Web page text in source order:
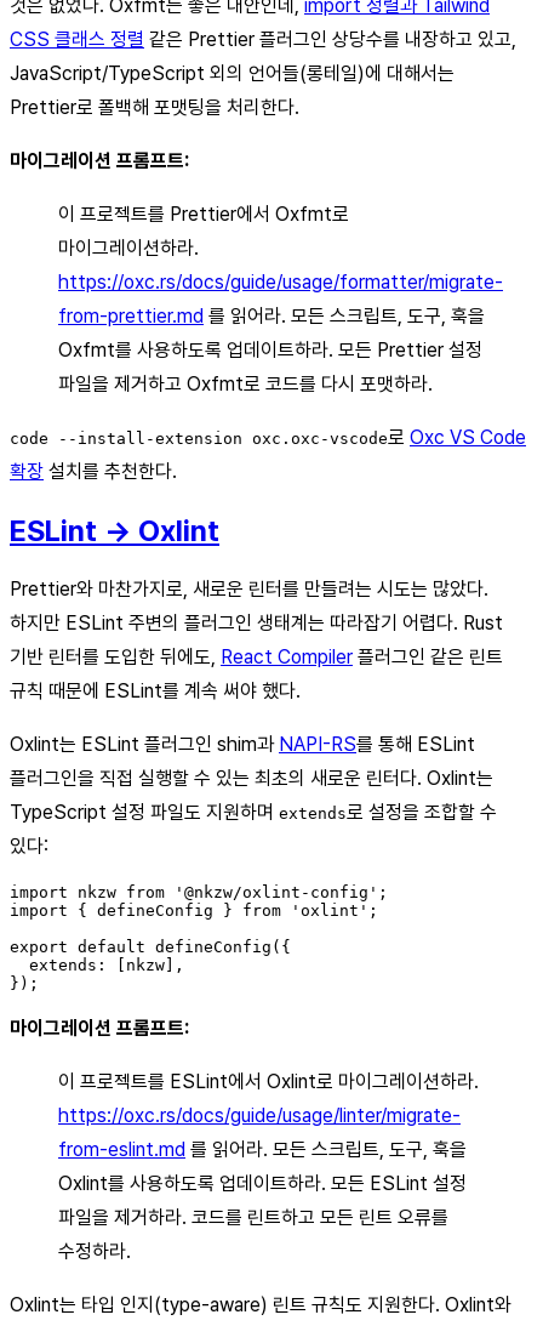
것은 없었다. Oxfmt는 좋은 대안인데, import 정렬과 Tailwind
CSS 클래스 정렬 같은 Prettier 플러그인 상당수를 내장하고 있고,
JavaScript/TypeScript 외의 언어들(롱테일)에 대해서는
Prettier로 폴백해 포맷팅을 처리한다.
마이그레이션 프롬프트:
이 프로젝트를 Prettier에서 Oxfmt로
마이그레이션하라.
https://oxc.rs/docs/guide/usage/formatter/migrate-
from-prettier.md 를 읽어라. 모든 스크립트, 도구, 훅을
Oxfmt를 사용하도록 업데이트하라. 모든 Prettier 설정
파일을 제거하고 Oxfmt로 코드를 다시 포맷하라.
code --install-extension oxc.oxc-vscode로 Oxc VS Code
확장 설치를 추천한다.
ESLint → Oxlint
Prettier와 마찬가지로, 새로운 린터를 만들려는 시도는 많았다.
하지만 ESLint 주변의 플러그인 생태계는 따라잡기 어렵다. Rust
기반 린터를 도입한 뒤에도, React Compiler 플러그인 같은 린트
규칙 때문에 ESLint를 계속 써야 했다.
Oxlint는 ESLint 플러그인 shim과 NAPI-RS를 통해 ESLint
플러그인을 직접 실행할 수 있는 최초의 새로운 린터다. Oxlint는
TypeScript 설정 파일도 지원하며 extends로 설정을 조합할 수
있다:
import nkzw from '@nkzw/oxlint-config';
import { defineConfig } from 'oxlint';
export default defineConfig({
  extends: [nkzw],
마이그레이션 프롬프트:
이 프로젝트를 ESLint에서 Oxlint로 마이그레이션하라.
https://oxc.rs/docs/guide/usage/linter/migrate-
from-eslint.md 를 읽어라. 모든 스크립트, 도구, 훅을
Oxlint를 사용하도록 업데이트하라. 모든 ESLint 설정
파일을 제거하라. 코드를 린트하고 모든 린트 오류를
수정하라.
Oxlint는 타입 인지(type-aware) 린트 규칙도 지원한다. Oxlint와